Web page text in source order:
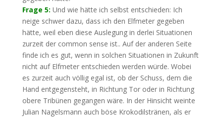
Frage 5: Und wie hätte ich selbst entschieden: Ich
neige schwer dazu, dass ich den Elfmeter gegeben
hätte, weil eben diese Auslegung in derlei Situationen
zurzeit der common sense ist.. Auf der anderen Seite
finde ich es gut, wenn in solchen Situationen in Zukunft
nicht auf Elfmeter entschieden werden würde. Wobei
es zurzeit auch völlig egal ist, ob der Schuss, dem die
Hand entgegensteht, in Richtung Tor oder in Richtung
obere Tribünen gegangen wäre. In der Hinsicht weinte
Julian Nagelsmann auch böse Krokodilstränen, als er